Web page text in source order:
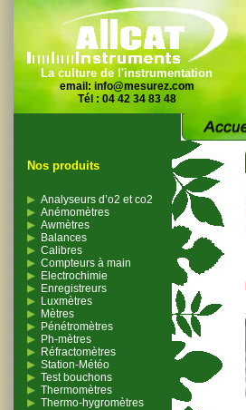
La culture de l'instrumentation
email: info@mesurez.com
Tél : 04 42 34 83 48
Nos produits
Analyseurs d’o2 et co2
Anémomètres
Awmètres
Balances
Calibres
Compteurs à main
Electrochimie
Enregistreurs
Luxmètres
Mètres
Pénétromètres
Ph-mètres
Réfractomètres
Station-Météo
Test bouchons
Thermomètres
Thermo-hygromètres